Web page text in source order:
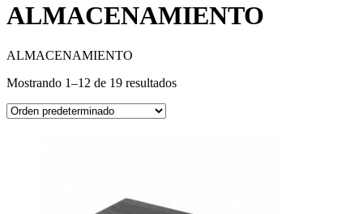
ALMACENAMIENTO
ALMACENAMIENTO
Mostrando 1–12 de 19 resultados